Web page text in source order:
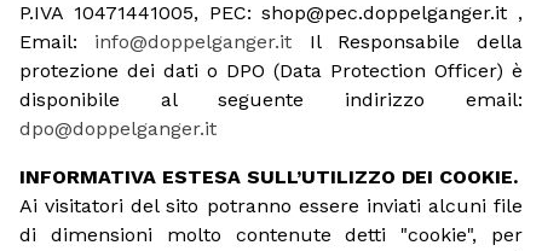
P.IVA 10471441005, PEC: shop@pec.doppelganger.it ,
Email: info@doppelganger.it Il Responsabile della
protezione dei dati o DPO (Data Protection Officer) è
disponibile al seguente indirizzo email:
dpo@doppelganger.it
INFORMATIVA ESTESA SULL’UTILIZZO DEI COOKIE.
Ai visitatori del sito potranno essere inviati alcuni file
di dimensioni molto contenute detti "cookie", per